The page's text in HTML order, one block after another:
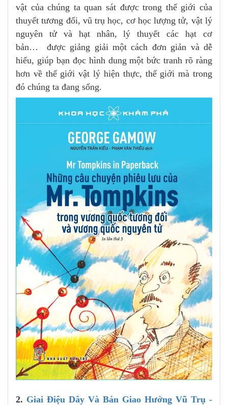
vật của chúng ta quan sát được trong thế giới của
thuyết tương đối, vũ trụ học, cơ học lượng tử, vật lý
nguyên tử và hạt nhân, lý thuyết các hạt cơ
bản… được giảng giải một cách đơn giản và dễ
hiểu, giúp bạn đọc hình dung một bức tranh rõ ràng
hơn về thế giới vật lý hiện thực, thế giới mà trong
đó chúng ta đang sống.
2. Giai Điệu Dây Và Bản Giao Hưởng Vũ Trụ -